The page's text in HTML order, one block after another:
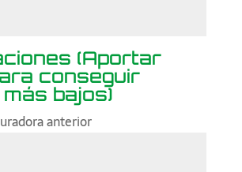
(Aportar
conseguir
bajos)
anterior